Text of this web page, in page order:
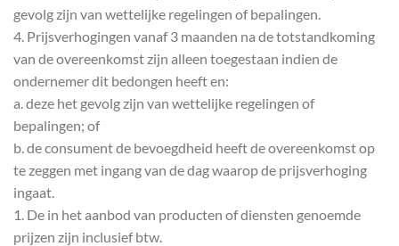
gevolg zijn van wettelijke regelingen of bepalingen.
4. Prijsverhogingen vanaf 3 maanden na de totstandkoming
van de overeenkomst zijn alleen toegestaan indien de
ondernemer dit bedongen heeft en:
a. deze het gevolg zijn van wettelijke regelingen of
bepalingen; of
b. de consument de bevoegdheid heeft de overeenkomst op
te zeggen met ingang van de dag waarop de prijsverhoging
ingaat.
1. De in het aanbod van producten of diensten genoemde
prijzen zijn inclusief btw.